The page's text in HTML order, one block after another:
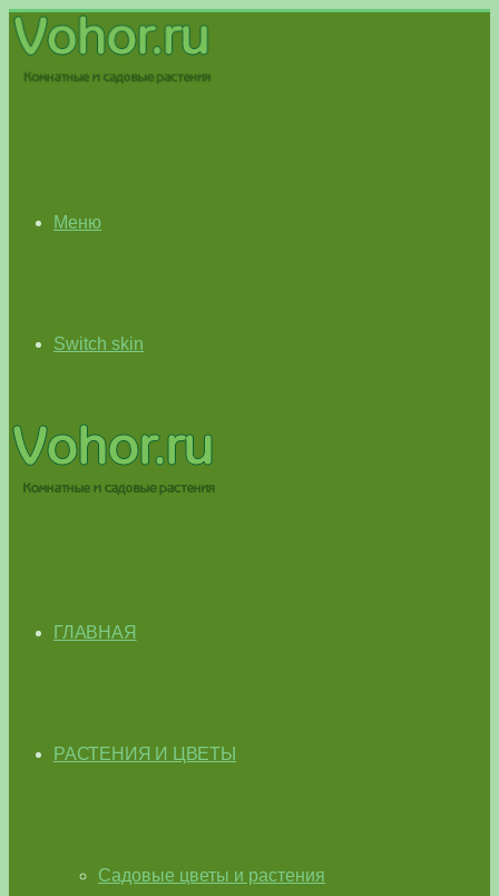
Меню
Switch skin
ГЛАВНАЯ
РАСТЕНИЯ И ЦВЕТЫ
Садовые цветы и растения